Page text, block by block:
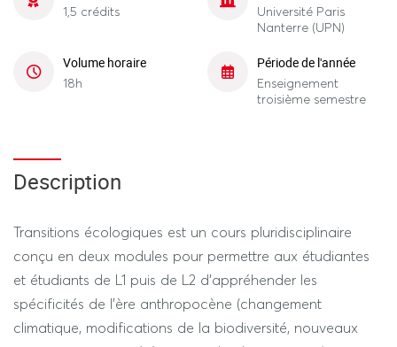
1,5 crédits
Université Paris
Nanterre (UPN)
Volume horaire
18h
Période de l'année
Enseignement
troisième semestre
Description
Transitions écologiques est un cours pluridisciplinaire
conçu en deux modules pour permettre aux étudiantes
et étudiants de L1 puis de L2 d’appréhender les
spécificités de l’ère anthropocène (changement
climatique, modifications de la biodiversité, nouveaux